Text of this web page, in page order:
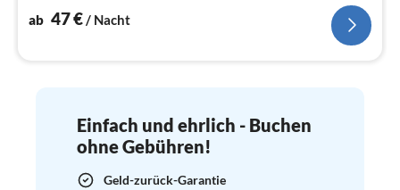
ab 47€/ Nacht
Einfach und ehrlich - Buchen
ohne Gebühren!
Geld-zurück-Garantie